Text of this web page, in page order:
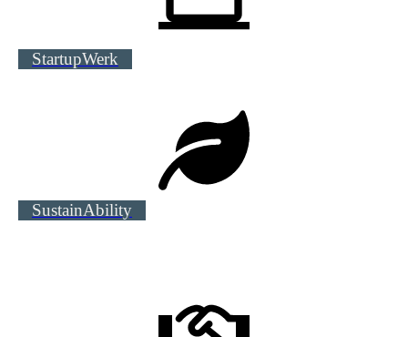
StartupWerk
SustainAbility